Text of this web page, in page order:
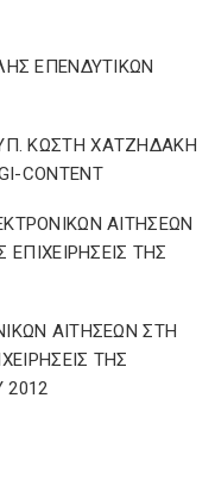
ΕΠΕΝΔΥΤΙΚΩΝ
ΚΩΣΤΗ ΧΑΤΖΗΔΑΚΗ
CONTENT
ΑΙΤΗΣΕΩΝ
ΕΠΙΧΕΙΡΗΣΕΙΣ ΤΗΣ
ΑΙΤΗΣΕΩΝ ΣΤΗ
ΤΗΣ
2012